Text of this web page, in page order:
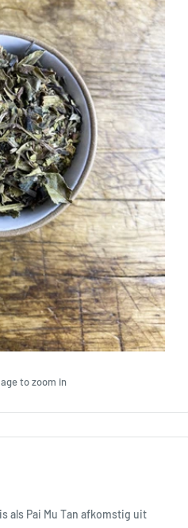
to zoom in
als Pai Mu Tan afkomstig uit